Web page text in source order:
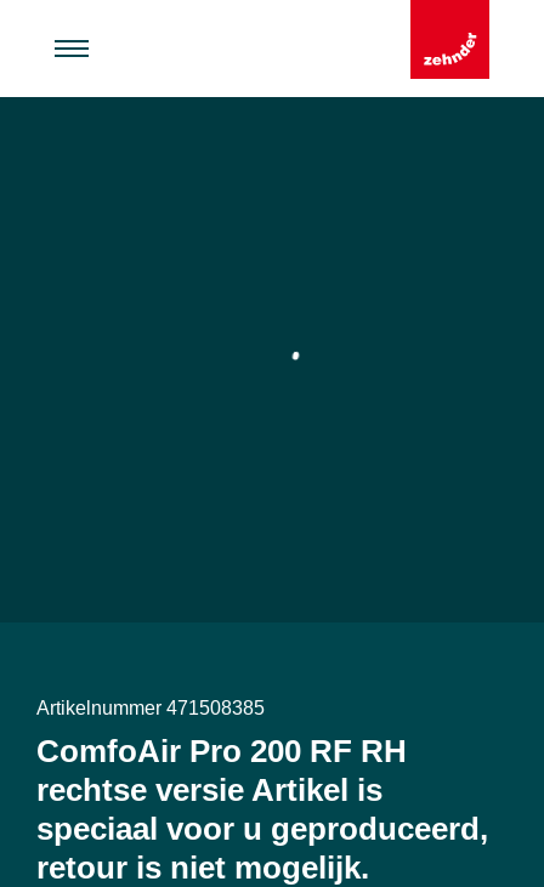
Artikelnummer 471508385
ComfoAir Pro 200 RF RH
rechtse versie Artikel is
speciaal voor u geproduceerd,
retour is niet mogelijk.